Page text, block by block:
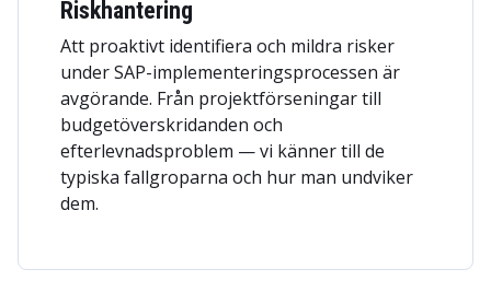
Riskhantering
Att proaktivt identifiera och mildra risker
under SAP-implementeringsprocessen är
avgörande. Från projektförseningar till
budgetöverskridanden och
efterlevnadsproblem — vi känner till de
typiska fallgroparna och hur man undviker
dem.